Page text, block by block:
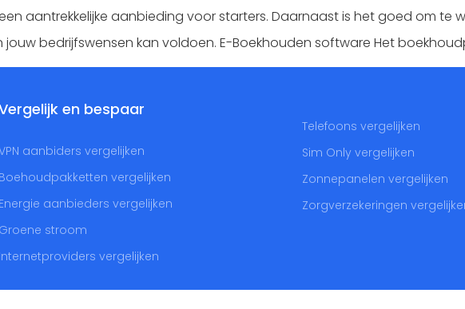
aantrekkelijke aanbieding voor starters. Daarnaast is het goed om te
bedrijfswensen kan voldoen. E-Boekhouden software Het
en bespaar
aanbiders vergelijken
Boehoudpakketten vergelijken
Energie aanbieders vergelijken
Groene stroom
Internetproviders vergelijken
Telefoons vergelijken
Sim Only vergelijken
Zonnepanelen vergelijken
Zorgverzekeringen